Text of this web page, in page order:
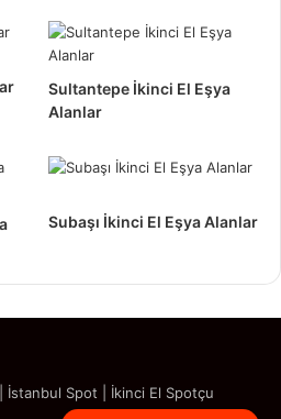
İkinci El Spotçu
ancak, eşyanızın hala hiçbir
olduğunu
Yeni aldığınız bir başka eşya
bir zorunluluk haline
eşya satmak veya değiştirmek,
Sultantepe İkinci El Eşya
Alanlar
Subaşı İkinci El Eşya Alanlar
İstanbul Spot İkinci El Spotçu